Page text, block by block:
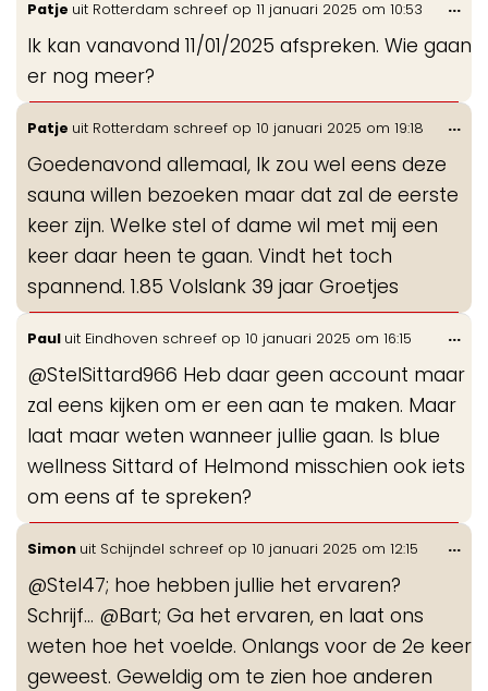
gastenboek-
lijst
Patje uit Rotterdam schreef op 11 januari 2025 om 10:53
Ik kan vanavond 11/01/2025 afspreken. Wie gaan
er nog meer?
...
Patje uit Rotterdam schreef op 10 januari 2025 om 19:18
Goedenavond allemaal, Ik zou wel eens deze
sauna willen bezoeken maar dat zal de eerste
keer zijn. Welke stel of dame wil met mij een
keer daar heen te gaan. Vindt het toch
spannend. 1.85 Volslank 39 jaar Groetjes
...
Paul uit Eindhoven schreef op 10 januari 2025 om 16:15
@StelSittard966 Heb daar geen account maar
zal eens kijken om er een aan te maken. Maar
laat maar weten wanneer jullie gaan. Is blue
wellness Sittard of Helmond misschien ook iets
om eens af te spreken?
...
Simon uit Schijndel schreef op 10 januari 2025 om 12:15
@Stel47; hoe hebben jullie het ervaren?
Schrijf... @Bart; Ga het ervaren, en laat ons
weten hoe het voelde. Onlangs voor de 2e keer
geweest. Geweldig om te zien hoe anderen
...